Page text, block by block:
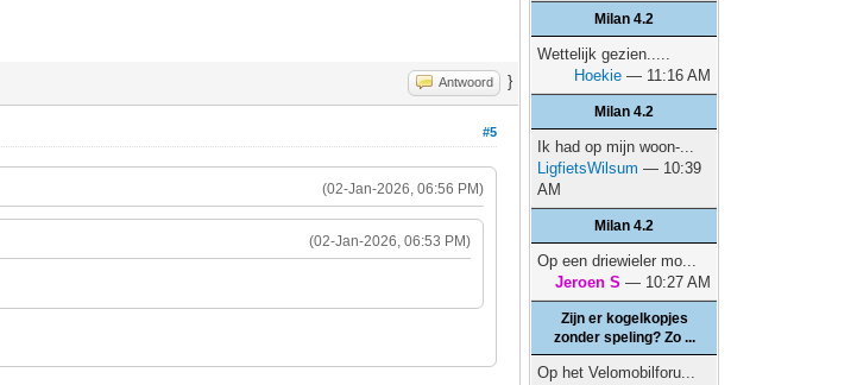
Antwoord }
#5
(02-Jan-2026, 06:56 PM)
(02-Jan-2026, 06:53 PM)
Milan 4.2
Wettelijk gezien.....
Hoekie — 11:16 AM
Milan 4.2
Ik had op mijn woon-...
LigfietsWilsum — 10:39
AM
Milan 4.2
Op een driewieler mo...
Jeroen S — 10:27 AM
Zijn er kogelkopjes
zonder speling? Zo ...
Op het Velomobilforu...